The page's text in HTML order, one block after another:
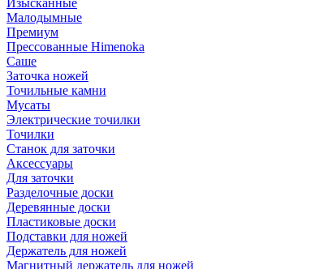
Изысканные
Малодымные
Премиум
Прессованные Himenoka
Саше
Заточка ножей
Точильные камни
Мусаты
Электрические точилки
Точилки
Станок для заточки
Аксессуары
Для заточки
Разделочные доски
Деревянные доски
Пластиковые доски
Подставки для ножей
Держатель для ножей
Магнитный держатель для ножей